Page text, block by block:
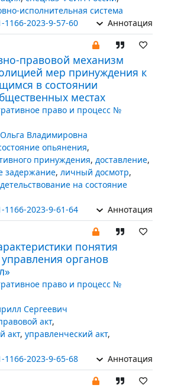
исполнительная система
1166-2023-9-57-60 Аннотация
правовой механизм
мер принуждения к
в состоянии
местах
право и процесс №
Владимировна
опьянения,
принуждения, доставление,
задержание, личный досмотр,
на состояние
1166-2023-9-61-64 Аннотация
понятия
органов
право и процесс №
Сергеевич
акт,
акт, управленческий акт,
1166-2023-9-65-68 Аннотация